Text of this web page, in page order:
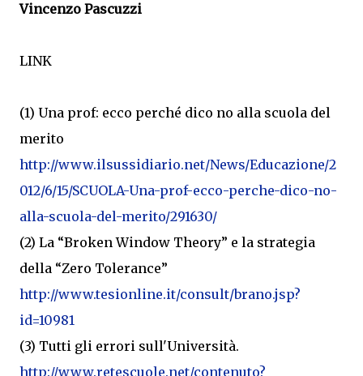
Vincenzo Pascuzzi
LINK
(1) Una prof: ecco perché dico no alla scuola del
merito
http://www.ilsussidiario.net/News/Educazione/2
012/6/15/SCUOLA-Una-prof-ecco-perche-dico-no-
alla-scuola-del-merito/291630/
(2) La “Broken Window Theory” e la strategia
della “Zero Tolerance”
http://www.tesionline.it/consult/brano.jsp?
id=10981
(3) Tutti gli errori sull'Università.
http://www.retescuole.net/contenuto?